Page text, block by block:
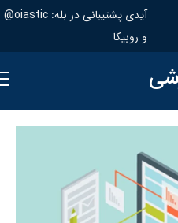
@oiastic :آیدی پشتیبانی در بله
و روبیکا